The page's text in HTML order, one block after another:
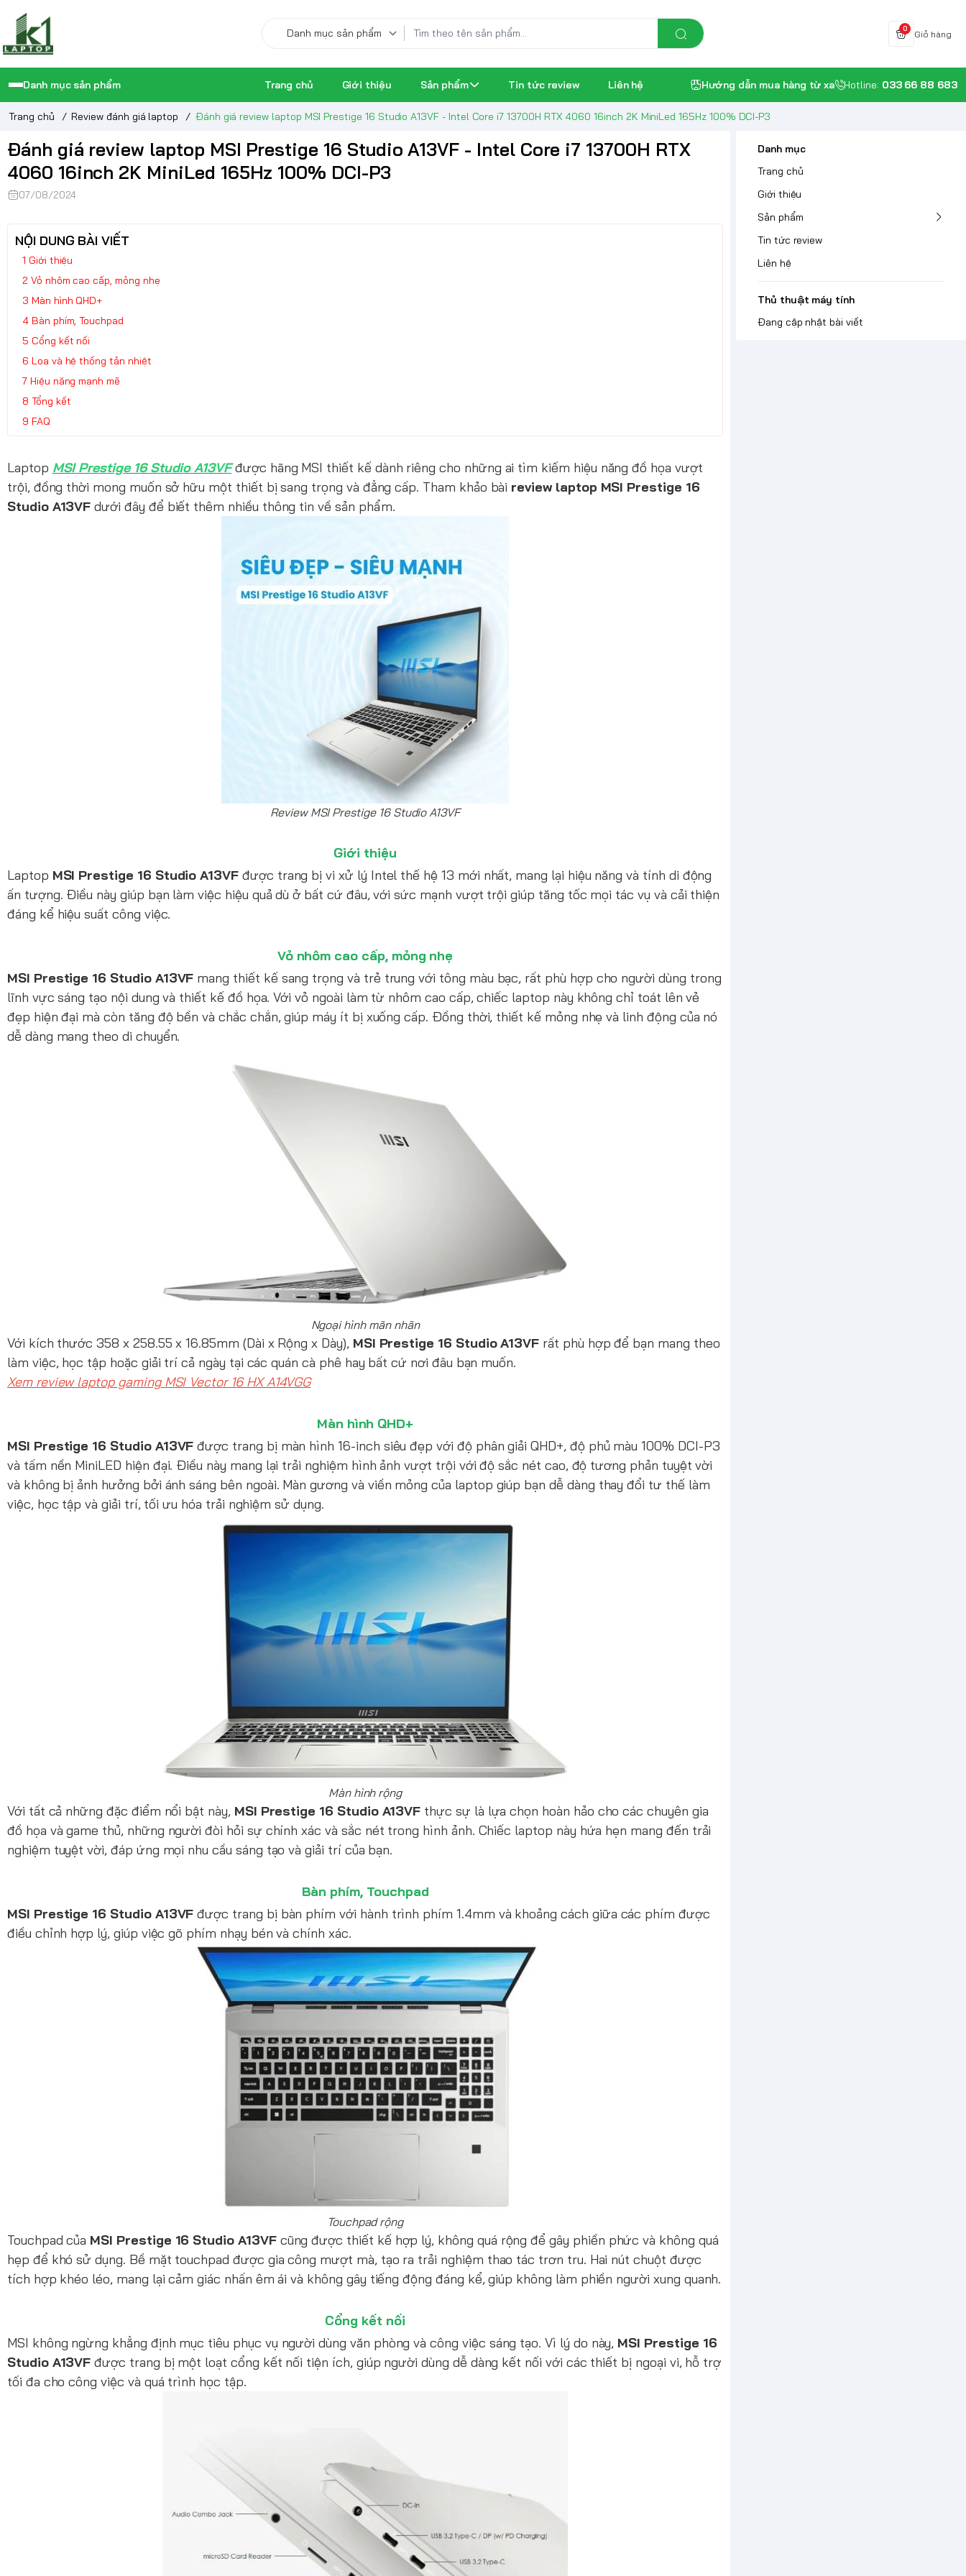
0
Giỏ hàng
Danh mục sản phẩm Trang chủ Giới thiệu Sản phẩm Tin tức review Liên hệ Hướng dẫn mua hàng từ xa Hotline: 033 66 88 683
Trang chủ / Review đánh giá laptop / Đánh giá review laptop MSI Prestige 16 Studio A13VF - Intel Core i7 13700H RTX 4060 16inch 2K MiniLed 165Hz 100% DCI-P3
Đánh giá review laptop MSI Prestige 16 Studio A13VF - Intel Core i7 13700H RTX
4060 16inch 2K MiniLed 165Hz 100% DCI-P3
07/08/2024
NỘI DUNG BÀI VIẾT
Giới thiệu
Vỏ nhôm cao cấp, mỏng nhẹ
Màn hình QHD+
Bàn phím, Touchpad
Cổng kết nối
Loa và hệ thống tản nhiệt
Hiệu năng mạnh mẽ
Tổng kết
FAQ
Laptop MSI Prestige 16 Studio A13VFđược hãng MSI thiết kế dành riêng cho những ai tìm kiếm hiệu năng đồ họa vượt
trội, đồng thời mong muốn sở hữu một thiết bị sang trọng và đẳng cấp. Tham khảo bài review laptop MSI Prestige 16
Studio A13VF dưới đây để biết thêm nhiều thông tin về sản phẩm.
Review MSI Prestige 16 Studio A13VF
Giới thiệu
Laptop MSI Prestige 16 Studio A13VF được trang bị vi xử lý Intel thế hệ 13 mới nhất, mang lại hiệu năng và tính di động
ấn tượng. Điều này giúp bạn làm việc hiệu quả dù ở bất cứ đâu, với sức mạnh vượt trội giúp tăng tốc mọi tác vụ và cải thiện
đáng kể hiệu suất công việc.
Vỏ nhôm cao cấp, mỏng nhẹ
MSI Prestige 16 Studio A13VF mang thiết kế sang trọng và trẻ trung với tông màu bạc, rất phù hợp cho người dùng trong
lĩnh vực sáng tạo nội dung và thiết kế đồ họa. Với vỏ ngoài làm từ nhôm cao cấp, chiếc laptop này không chỉ toát lên vẻ
đẹp hiện đại mà còn tăng độ bền và chắc chắn, giúp máy ít bị xuống cấp. Đồng thời, thiết kế mỏng nhẹ và linh động của nó
dễ dàng mang theo di chuyển.
Ngoại hình mãn nhãn
Với kích thước 358 x 258.55 x 16.85mm (Dài x Rộng x Dày), MSI Prestige 16 Studio A13VF rất phù hợp để bạn mang theo
làm việc, học tập hoặc giải trí cả ngày tại các quán cà phê hay bất cứ nơi đâu bạn muốn.
Xem review laptop gaming MSI Vector 16 HX A14VGG
Màn hình QHD+
MSI Prestige 16 Studio A13VF được trang bị màn hình 16-inch siêu đẹp với độ phân giải QHD+, độ phủ màu 100% DCI-P3
và tấm nền MiniLED hiện đại. Điều này mang lại trải nghiệm hình ảnh vượt trội với độ sắc nét cao, độ tương phản tuyệt vời
và không bị ảnh hưởng bởi ánh sáng bên ngoài. Màn gương và viền mỏng của laptop giúp bạn dễ dàng thay đổi tư thế làm
việc, học tập và giải trí, tối ưu hóa trải nghiệm sử dụng.
Màn hình rộng
Với tất cả những đặc điểm nổi bật này, MSI Prestige 16 Studio A13VF thực sự là lựa chọn hoàn hảo cho các chuyên gia
đồ họa và game thủ, những người đòi hỏi sự chính xác và sắc nét trong hình ảnh. Chiếc laptop này hứa hẹn mang đến trải
nghiệm tuyệt vời, đáp ứng mọi nhu cầu sáng tạo và giải trí của bạn.
Bàn phím, Touchpad
MSI Prestige 16 Studio A13VF được trang bị bàn phím với hành trình phím 1.4mm và khoảng cách giữa các phím được
điều chỉnh hợp lý, giúp việc gõ phím nhạy bén và chính xác.
Touchpad rộng
Touchpad của MSI Prestige 16 Studio A13VFcũng được thiết kế hợp lý, không quá rộng để gây phiền phức và không quá
hẹp để khó sử dụng. Bề mặt touchpad được gia công mượt mà, tạo ra trải nghiệm thao tác trơn tru. Hai nút chuột được
tích hợp khéo léo, mang lại cảm giác nhấn êm ái và không gây tiếng động đáng kể, giúp không làm phiền người xung quanh.
Cổng kết nối
MSI không ngừng khẳng định mục tiêu phục vụ người dùng văn phòng và công việc sáng tạo. Vì lý do này, MSI Prestige 16
Studio A13VF được trang bị một loạt cổng kết nối tiện ích, giúp người dùng dễ dàng kết nối với các thiết bị ngoại vi, hỗ trợ
tối đa cho công việc và quá trình học tập.
Danh mục
Trang chủ
Giới thiệu
Sản phẩm
Tin tức review
Liên hệ
Thủ thuật máy tính
Đang cập nhật bài viết